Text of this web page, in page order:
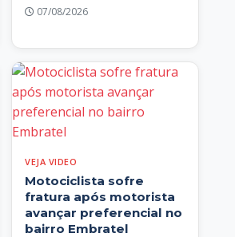
07/08/2026
VEJA VIDEO
Motociclista sofre
fratura após motorista
avançar preferencial no
bairro Embratel